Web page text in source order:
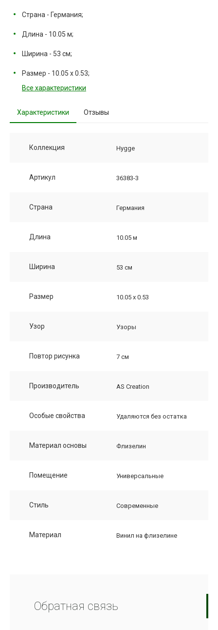
Страна - Германия;
Длина - 10.05 м;
Ширина - 53 см;
Размер - 10.05 х 0.53;
Все характеристики
Характеристики Отзывы
Коллекция Hygge
Артикул 36383-3
Страна Германия
Длина 10.05 м
Ширина 53 см
Размер 10.05 х 0.53
Узор Узоры
Повтор рисунка 7 см
Производитель AS Creation
Особые свойства Удаляются без остатка
Материал основы Флизелин
Помещение Универсальные
Стиль Современные
Материал Винил на флизелине
Обратная связь